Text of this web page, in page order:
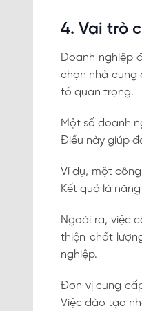
4. Vai trò
Doanh nghiệp
chọn nhà cung
tố quan trọng.
Một số doanh
Điều này giúp
Ví dụ, một
Kết quả là
Ngoài ra, việc
thiện chất
nghiệp.
Đơn vị cung
Việc đào tạo